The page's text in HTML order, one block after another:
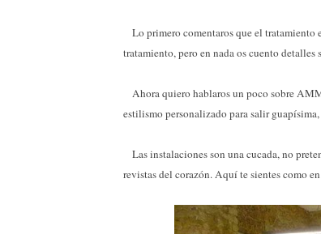
Lo primero comentaros que el tratamiento
tratamiento, pero en nada os cuento detalles
Ahora quiero hablaros un poco sobre
estilismo personalizado para salir guapísima,
Las instalaciones son una cucada, no
revistas del corazón. Aquí te sientes como